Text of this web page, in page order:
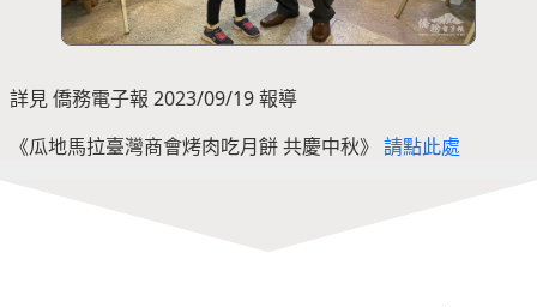
詳見 僑務電子報 2023/09/19 報導
《瓜地馬拉臺灣商會烤肉吃月餅 共慶中秋》 請點此處